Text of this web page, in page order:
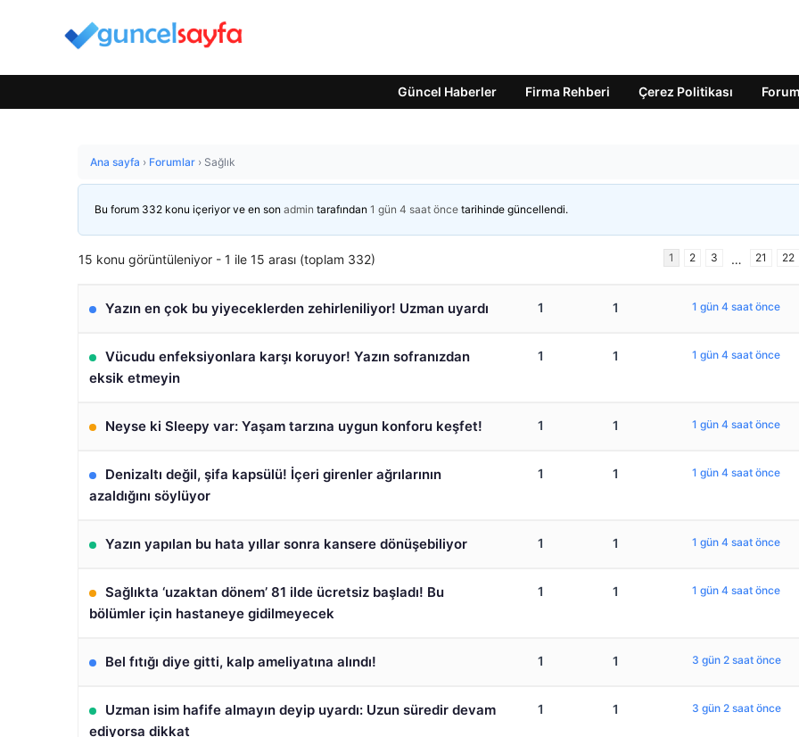
Güncel Haberler Firma Rehberi Çerez Politikası Forum
Ana sayfa › Forumlar › Sağlık
Bu forum 332 konu içeriyor ve en son admin tarafından 1 gün 4 saat önce tarihinde güncellendi.
15 konu görüntüleniyor - 1 ile 15 arası (toplam 332) 1 2 3 … 21 22
Yazın en çok bu yiyeceklerden zehirleniliyor! Uzman uyardı 1 1 1 gün 4 saat önce
Vücudu enfeksiyonlara karşı koruyor! Yazın sofranızdan
eksik etmeyin
1 1 1 gün 4 saat önce
Neyse ki Sleepy var: Yaşam tarzına uygun konforu keşfet! 1 1 1 gün 4 saat önce
Denizaltı değil, şifa kapsülü! İçeri girenler ağrılarının
azaldığını söylüyor
1 1 1 gün 4 saat önce
Yazın yapılan bu hata yıllar sonra kansere dönüşebiliyor 1 1 1 gün 4 saat önce
Sağlıkta ‘uzaktan dönem’ 81 ilde ücretsiz başladı! Bu
bölümler için hastaneye gidilmeyecek
1 1 1 gün 4 saat önce
Bel fıtığı diye gitti, kalp ameliyatına alındı! 1 1 3 gün 2 saat önce
Uzman isim hafife almayın deyip uyardı: Uzun süredir devam
ediyorsa dikkat
1 1 3 gün 2 saat önce